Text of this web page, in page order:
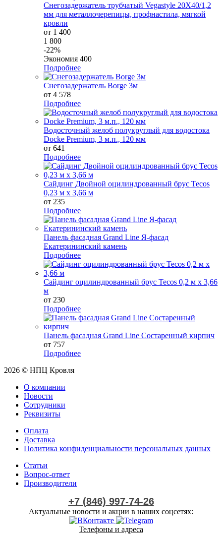
Снегозадержатель трубчатый Vegastyle 20X40/1,2
мм для металлочерепицы, профнастила, мягкой
кровли
от 1 400
1 800
-22%
Экономия 400
Подробнее
Снегозадержатель Borge 3м
от 4 578
Подробнее
Водосточный желоб полукруглый для водостока
Docke Premium, 3 м.п., 120 мм
от 641
Подробнее
Сайдинг Двойной оцилиндрованный брус Tecos
0,23 м х 3,66 м
от 235
Подробнее
Панель фасадная Grand Line Я-фасад
Екатерининский камень
Подробнее
Сайдинг оцилиндрованный брус Tecos 0,2 м х 3,66
м
от 230
Подробнее
Панель фасадная Grand Line Состаренный кирпич
от 757
Подробнее
2026 © НПЦ Кровля
О компании
Новости
Сотрудники
Реквизиты
Оплата
Доставка
Политика конфиденциальности персональных данных
Статьи
Вопрос-ответ
Производители
+7 (846) 997-74-26
Актуальные новости и акции в наших соцсетях:
Телефоны и адреса